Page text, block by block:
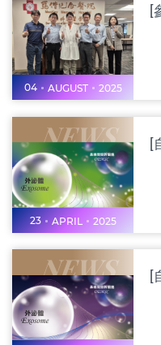
04 AUGUST 2025
23 APRIL 2025